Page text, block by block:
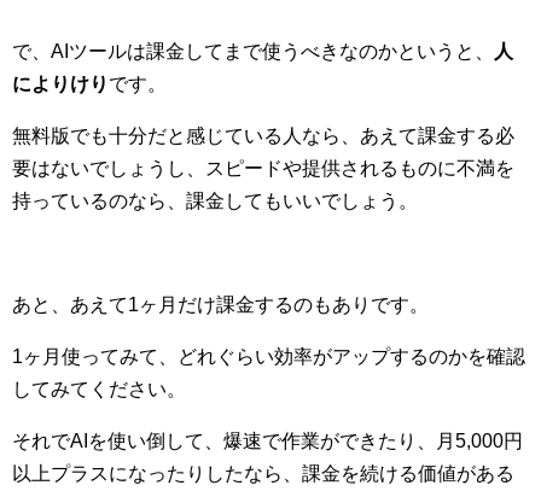
で、AIツールは課金してまで使うべきなのかというと、
人
によりけり です。
無料版でも十分だと感じている人なら、あえて課金する必
要はないでしょうし、スピードや提供されるものに不満を
持っているのなら、課金してもいいでしょう。
あと、あえて1ヶ月だけ課金するのもありです。
1ヶ月使ってみて、どれぐらい効率がアップするのかを確認
してみてください。
それでAIを使い倒して、爆速で作業ができたり、月5,000円
以上プラスになったりしたなら、課金を続ける価値がある